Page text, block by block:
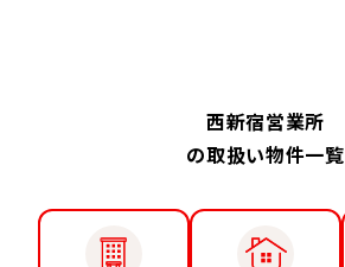
西新宿営業所
の取扱い物件一覧